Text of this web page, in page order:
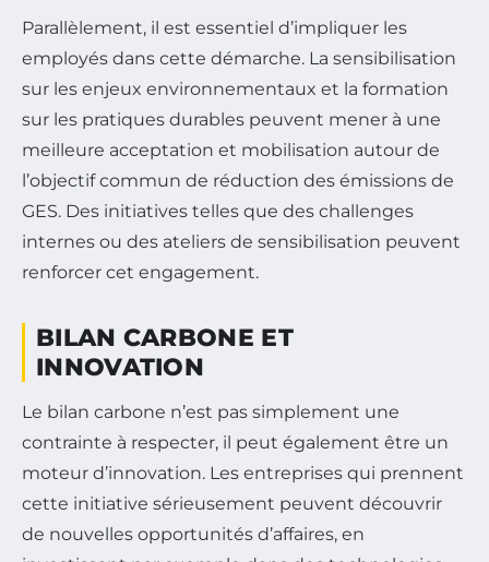
Parallèlement, il est essentiel d’impliquer les
employés dans cette démarche. La sensibilisation
sur les enjeux environnementaux et la formation
sur les pratiques durables peuvent mener à une
meilleure acceptation et mobilisation autour de
l’objectif commun de réduction des émissions de
GES. Des initiatives telles que des challenges
internes ou des ateliers de sensibilisation peuvent
renforcer cet engagement.
BILAN CARBONE ET
INNOVATION
Le bilan carbone n’est pas simplement une
contrainte à respecter, il peut également être un
moteur d’innovation. Les entreprises qui prennent
cette initiative sérieusement peuvent découvrir
de nouvelles opportunités d’affaires, en